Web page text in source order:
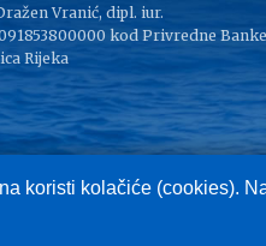
koristi kolačiće (cookies).
Vranić, dipl. iur.
kod Privredne Banke
Rijeka